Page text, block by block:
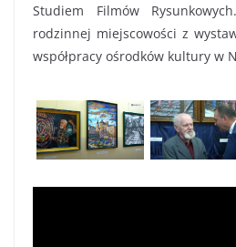
Studiem Filmów
rodzinnej miejscowości z
współpracy ośrodków kultury w